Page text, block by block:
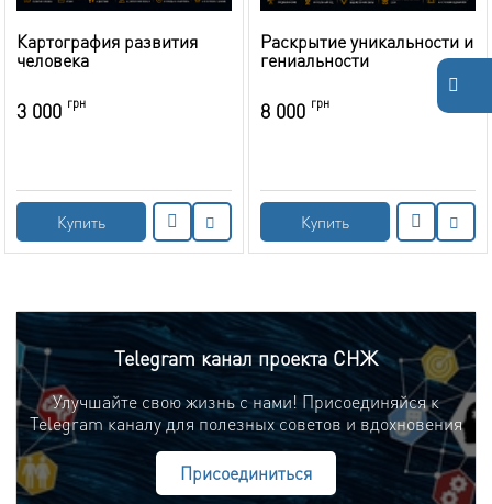
Картография развития
человека
3 000 грн
Купить
Раскрытие уникальности и
гениальности
8 000 грн
Купить
Telegram канал проекта СНЖ
Улучшайте свою жизнь с нами! Присоединяйся к
Telegram каналу для полезных советов и вдохновения
Присоединиться